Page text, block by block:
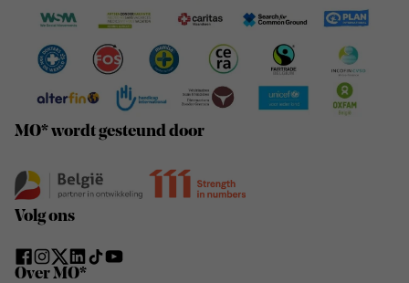
MO* wordt gesteund door
Volg ons
Over MO*